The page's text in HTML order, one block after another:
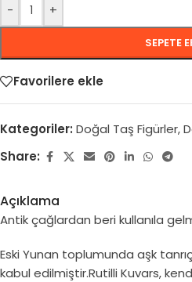
- +
SEPETE
Favorilere ekle
Kategoriler: Doğal Taş Figürler,
Share:
Açıklama
Antik çağlardan beri kullanıla
Eski Yunan toplumunda aşk
kabul edilmiştir.Rutilli Kuvars,